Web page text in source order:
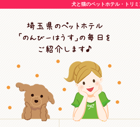
犬と猫のペットホテル・トリ